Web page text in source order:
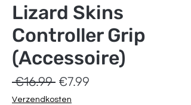
Lizard Skins
Controller Grip
(Accessoire)
€16.99 Regular
Price
€7.99
Verzendkosten